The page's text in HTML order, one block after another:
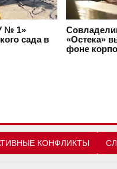
№ 1»
сада в
«Остека»
фоне
КОНФЛИКТЫ